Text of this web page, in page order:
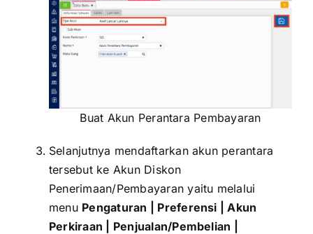
Buat Akun Perantara Pembayaran
Selanjutnya mendaftarkan akun perantara
tersebut ke Akun Diskon
Penerimaan/Pembayaran yaitu melalui
menu Pengaturan | Preferensi | Akun
Perkiraan | Penjualan/Pembelian |